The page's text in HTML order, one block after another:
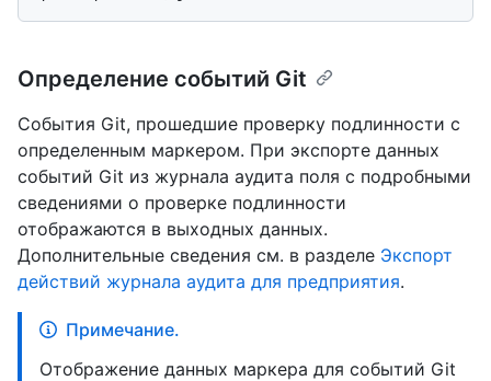
Определение событий Git
События Git, прошедшие проверку подлинности с
определенным маркером. При экспорте данных
событий Git из журнала аудита поля с подробными
сведениями о проверке подлинности
отображаются в выходных данных.
Дополнительные сведения см. в разделе Экспорт
действий журнала аудита для предприятия.
Примечание.
Отображение данных маркера для событий Git